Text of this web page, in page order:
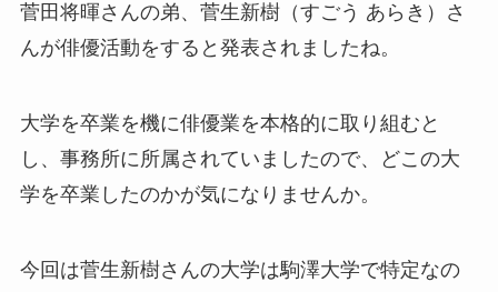
菅田将暉さんの弟、菅生新樹（すごう あらき）さ
んが俳優活動をすると発表されましたね。
大学を卒業を機に俳優業を本格的に取り組むと
し、事務所に所属されていましたので、どこの大
学を卒業したのかが気になりませんか。
今回は菅生新樹さんの大学は駒澤大学で特定なの